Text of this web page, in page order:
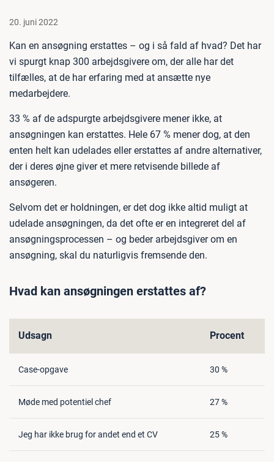
20. juni 2022
Kan en ansøgning erstattes – og i så fald af hvad? Det har
vi spurgt knap 300 arbejdsgivere om, der alle har det
tilfælles, at de har erfaring med at ansætte nye
medarbejdere.
33 % af de adspurgte arbejdsgivere mener ikke, at
ansøgningen kan erstattes. Hele 67 % mener dog, at den
enten helt kan udelades eller erstattes af andre alternativer,
der i deres øjne giver et mere retvisende billede af
ansøgeren.
Selvom det er holdningen, er det dog ikke altid muligt at
udelade ansøgningen, da det ofte er en integreret del af
ansøgningsprocessen – og beder arbejdsgiver om en
ansøgning, skal du naturligvis fremsende den.
Hvad kan ansøgningen erstattes af?
Udsagn Procent
Case-opgave 30 %
Møde med potentiel chef 27 %
Jeg har ikke brug for andet end et CV 25 %